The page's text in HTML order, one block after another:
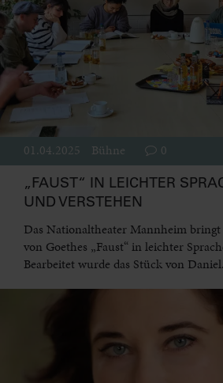
01.04.2025 Bühne 0
„FAUST“ IN LEICHTER
UND VERSTEHEN
Das Nationaltheater Mannheim
von Goethes „Faust“ in leichter
Bearbeitet wurde das Stück von